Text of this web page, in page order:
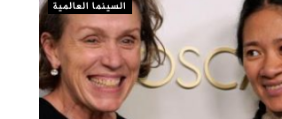
السينما العالمية